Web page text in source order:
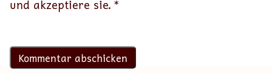
und akzeptiere sie. *